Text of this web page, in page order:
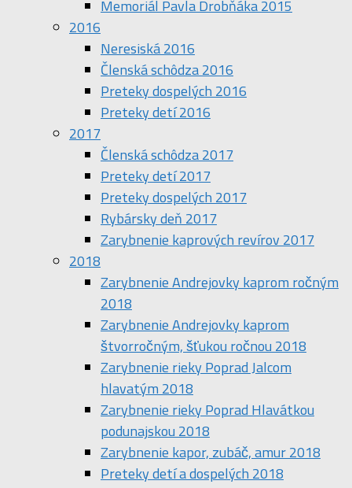
Memoriál Pavla Drobňáka 2015
2016
Neresiská 2016
Členská schôdza 2016
Preteky dospelých 2016
Preteky detí 2016
2017
Členská schôdza 2017
Preteky detí 2017
Preteky dospelých 2017
Rybársky deň 2017
Zarybnenie kaprových revírov 2017
2018
Zarybnenie Andrejovky kaprom ročným
2018
Zarybnenie Andrejovky kaprom
štvorročným, šťukou ročnou 2018
Zarybnenie rieky Poprad Jalcom
hlavatým 2018
Zarybnenie rieky Poprad Hlavátkou
podunajskou 2018
Zarybnenie kapor, zubáč, amur 2018
Preteky detí a dospelých 2018